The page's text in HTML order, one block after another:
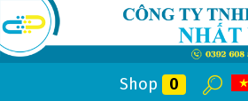
Shop 0